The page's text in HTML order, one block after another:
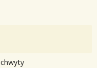
chwyty